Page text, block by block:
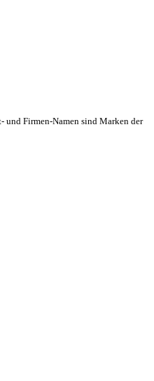
und Firmen-Namen sind Marken der